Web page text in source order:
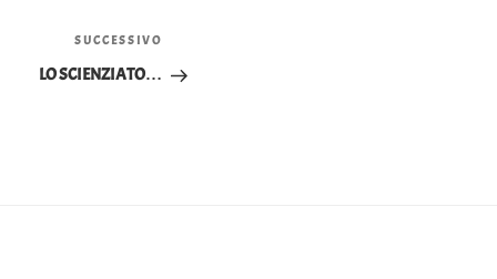
successivo
SUCCESSIVO
LO SCIENZIATO…